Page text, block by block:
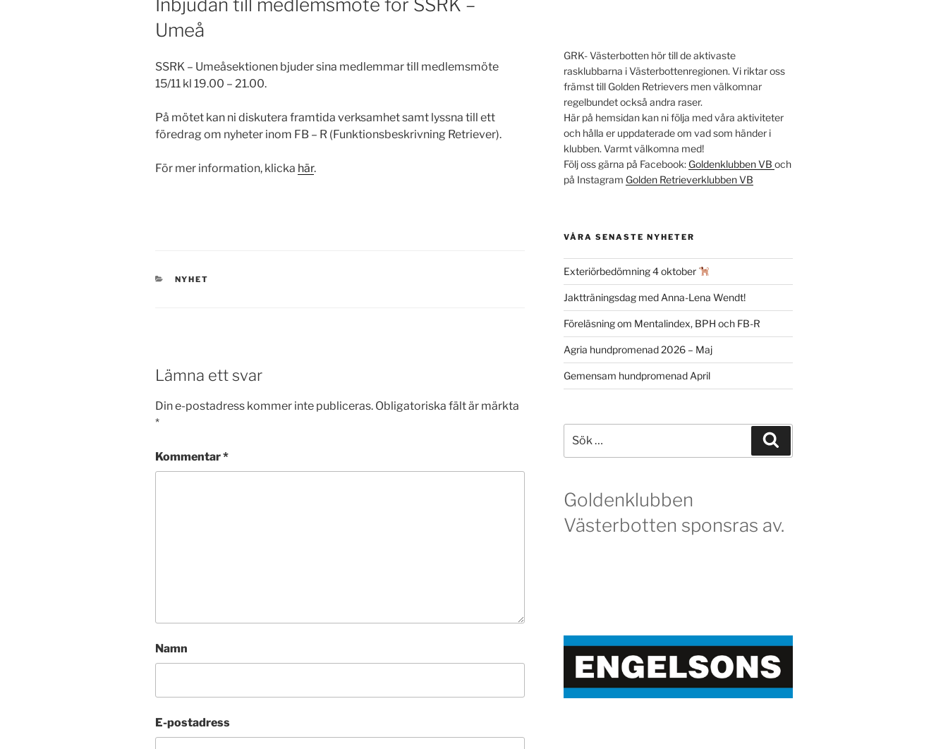
Inbjudan till medlemsmöte för SSRK –
Umeå
SSRK – Umeåsektionen bjuder sina medlemmar till medlemsmöte
15/11 kl 19.00 – 21.00.
På mötet kan ni diskutera framtida verksamhet samt lyssna till ett
föredrag om nyheter inom FB – R (Funktionsbeskrivning Retriever).
För mer information, klicka här.
KATEGORIER
NYHET
Lämna ett svar
Din e-postadress kommer inte publiceras. Obligatoriska fält är märkta
*
Kommentar*
Namn
E-postadress
GRK- Västerbotten hör till de aktivaste
rasklubbarna i Västerbottenregionen. Vi riktar oss
främst till Golden Retrievers men välkomnar
regelbundet också andra raser.
Här på hemsidan kan ni följa med våra aktiviteter
och hålla er uppdaterade om vad som händer i
klubben. Varmt välkomna med!
Följ oss gärna på Facebook: Goldenklubben VB och
på Instagram Golden Retrieverklubben VB
VÅRA SENASTE NYHETER
Exteriörbedömning 4 oktober
Jaktträningsdag med Anna-Lena Wendt!
Föreläsning om Mentalindex, BPH och FB-R
Agria hundpromenad 2026 – Maj
Gemensam hundpromenad April
efter:
Goldenklubben
Västerbotten sponsras av.